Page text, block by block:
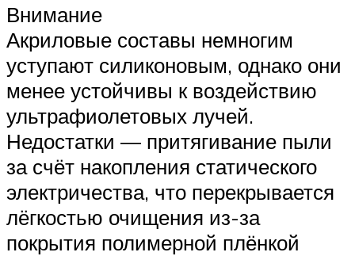
Внимание
Акриловые составы немногим
уступают силиконовым, однако они
менее устойчивы к воздействию
ультрафиолетовых лучей.
Недостатки — притягивание пыли
за счёт накопления статического
электричества, что перекрывается
лёгкостью очищения из-за
покрытия полимерной плёнкой